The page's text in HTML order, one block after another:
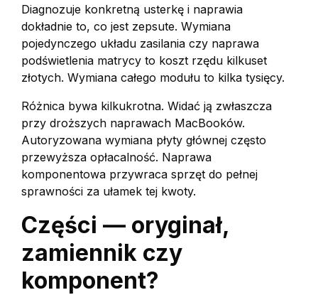
Diagnozuje konkretną usterkę i naprawia
dokładnie to, co jest zepsute. Wymiana
pojedynczego układu zasilania czy naprawa
podświetlenia matrycy to koszt rzędu kilkuset
złotych. Wymiana całego modułu to kilka tysięcy.
Różnica bywa kilkukrotna. Widać ją zwłaszcza
przy droższych naprawach MacBooków.
Autoryzowana wymiana płyty głównej często
przewyższa opłacalność. Naprawa
komponentowa przywraca sprzęt do pełnej
sprawności za ułamek tej kwoty.
Części — oryginał,
zamiennik czy
komponent?